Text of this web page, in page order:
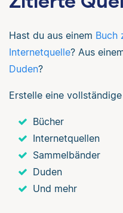
Hast du aus einem Buch
Internetquelle? Aus
Duden?
Erstelle eine
Bücher
Internetquellen
Sammelbänder
Duden
Und mehr